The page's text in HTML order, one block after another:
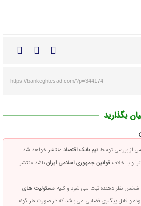
https://bankeghtesad.com/?p=344174
بگذارید
از بررسی توسطتیم بانک اقتصادمنتشر خواهد شد.
و یا خلافقوانین جمهوری اسلامی ایرانباشد منتشر
شخص نظر دهنده ثبت می شود و کلیهمسئولیت های
و قابل پیگیری قضایی می باشد که در صورت هر گونه